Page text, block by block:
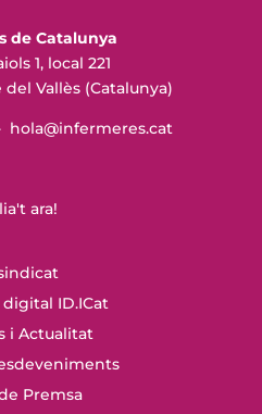
de Catalunya
1, local 221
del Vallès (Catalunya)
hola@infermeres.cat
ara!
ID.ICat
i Actualitat
Premsa